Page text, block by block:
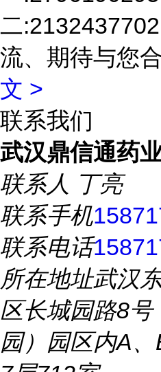
二
流、期待与您
文 >
联系我们
武汉鼎信通药
联系人 丁亮
联系手机
联系电话
所在地址武汉
区长城园路8号
园）园区内A